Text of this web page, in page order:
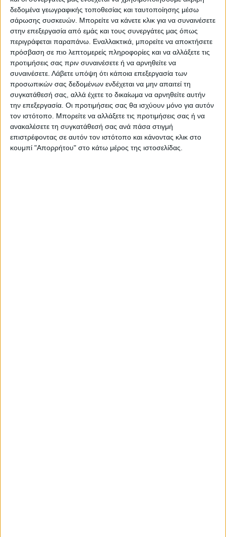
δεδομένα γεωγραφικής τοποθεσίας και ταυτοποίησης μέσω
σάρωσης συσκευών. Μπορείτε να κάνετε κλικ για να συναινέσετε
στην επεξεργασία από εμάς και τους συνεργάτες μας όπως
περιγράφεται παραπάνω. Εναλλακτικά, μπορείτε να αποκτήσετε
πρόσβαση σε πιο λεπτομερείς πληροφορίες και να αλλάξετε τις
προτιμήσεις σας πριν συναινέσετε ή να αρνηθείτε να
συναινέσετε. Λάβετε υπόψη ότι κάποια επεξεργασία των
προσωπικών σας δεδομένων ενδέχεται να μην απαιτεί τη
συγκατάθεσή σας, αλλά έχετε το δικαίωμα να αρνηθείτε αυτήν
την επεξεργασία. Οι προτιμήσεις σας θα ισχύουν μόνο για αυτόν
τον ιστότοπο. Μπορείτε να αλλάξετε τις προτιμήσεις σας ή να
ανακαλέσετε τη συγκατάθεσή σας ανά πάσα στιγμή
επιστρέφοντας σε αυτόν τον ιστότοπο και κάνοντας κλικ στο
κουμπί "Απορρήτου" στο κάτω μέρος της ιστοσελίδας.
προχωρήσει
πληγείσες εκτάσεις του
Δήμου Σοφάδων
ΝΕΟΣ ΑΓΩΝ
https://neosagon.gr
Η Αρχαιότερη Καθημερινή Πρωινή Εφημερίδα της Καρδίτσας